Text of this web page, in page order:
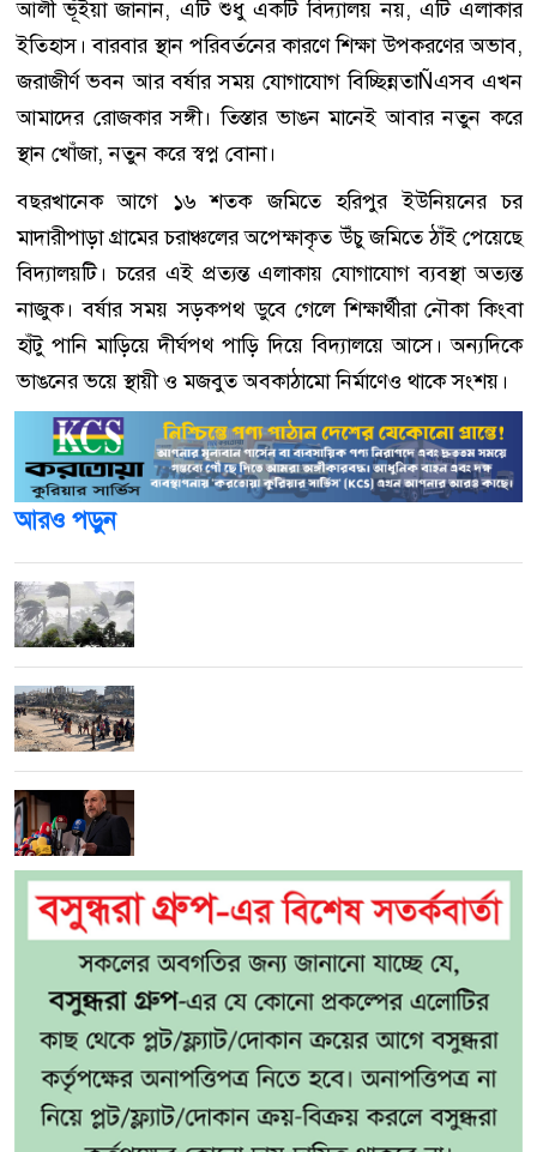
আলী ভূঁইয়া জানান, এটি শুধু একটি বিদ্যালয় নয়, এটি এলাকার
ইতিহাস। বারবার স্থান পরিবর্তনের কারণে শিক্ষা উপকরণের অভাব,
জরাজীর্ণ ভবন আর বর্ষার সময় যোগাযোগ বিচ্ছিন্নতাÑএসব এখন
আমাদের রোজকার সঙ্গী। তিস্তার ভাঙন মানেই আবার নতুন করে
স্থান খোঁজা, নতুন করে স্বপ্ন বোনা।
বছরখানেক আগে ১৬ শতক জমিতে হরিপুর ইউনিয়নের চর
মাদারীপাড়া গ্রামের চরাঞ্চলের অপেক্ষাকৃত উঁচু জমিতে ঠাঁই পেয়েছে
বিদ্যালয়টি। চরের এই প্রত্যন্ত এলাকায় যোগাযোগ ব্যবস্থা অত্যন্ত
নাজুক। বর্ষার সময় সড়কপথ ডুবে গেলে শিক্ষার্থীরা নৌকা কিংবা
হাঁটু পানি মাড়িয়ে দীর্ঘপথ পাড়ি দিয়ে বিদ্যালয়ে আসে। অন্যদিকে
ভাঙনের ভয়ে স্থায়ী ও মজবুত অবকাঠামো নির্মাণেও থাকে সংশয়।
আরও পড়ুন